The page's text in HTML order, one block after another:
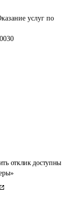
отклик доступны
услуг по